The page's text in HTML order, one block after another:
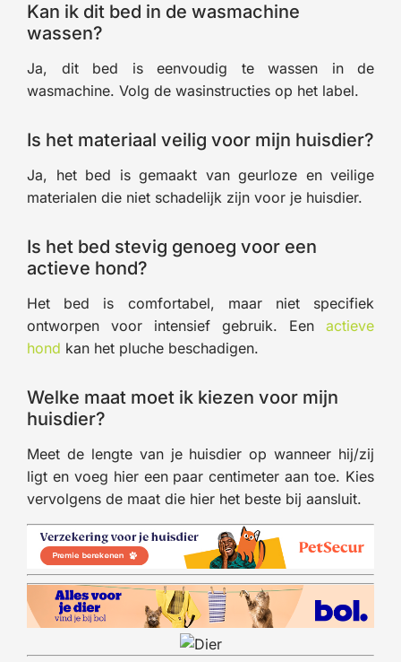
Kan ik dit bed in de wasmachine
wassen?
Ja, dit bed is eenvoudig te wassen in de
wasmachine. Volg de wasinstructies op het label.
Is het materiaal veilig voor mijn huisdier?
Ja, het bed is gemaakt van geurloze en veilige
materialen die niet schadelijk zijn voor je huisdier.
Is het bed stevig genoeg voor een
actieve hond?
Het bed is comfortabel, maar niet specifiek
ontworpen voor intensief gebruik. Een actieve
hond kan het pluche beschadigen.
Welke maat moet ik kiezen voor mijn
huisdier?
Meet de lengte van je huisdier op wanneer hij/zij
ligt en voeg hier een paar centimeter aan toe. Kies
vervolgens de maat die hier het beste bij aansluit.